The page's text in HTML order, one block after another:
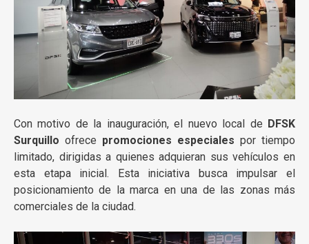
Con motivo de la inauguración, el nuevo local de DFSK
Surquillo ofrece promociones especiales por tiempo
limitado, dirigidas a quienes adquieran sus vehículos en
esta etapa inicial. Esta iniciativa busca impulsar el
posicionamiento de la marca en una de las zonas más
comerciales de la ciudad.